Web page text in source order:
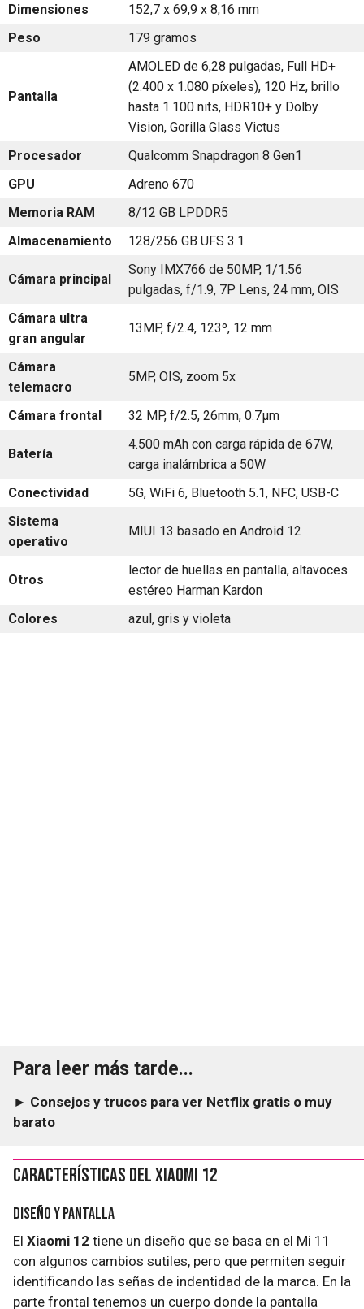
Dimensiones
152,7 x 69,9 x 8,16 mm
Peso
179 gramos
Pantalla
AMOLED de 6,28 pulgadas, Full HD+
(2.400 x 1.080 píxeles), 120 Hz, brillo
hasta 1.100 nits, HDR10+ y Dolby
Vision, Gorilla Glass Victus
Procesador
Qualcomm Snapdragon 8 Gen1
GPU
Adreno 670
Memoria RAM
8/12 GB LPDDR5
Almacenamiento
128/256 GB UFS 3.1
Cámara principal
Sony IMX766 de 50MP, 1/1.56
pulgadas, f/1.9, 7P Lens, 24 mm, OIS
Cámara ultra
gran angular
13MP, f/2.4, 123º, 12 mm
Cámara
telemacro
5MP, OIS, zoom 5x
Cámara frontal 32 MP, f/2.5, 26mm, 0.7µm
Batería
4.500 mAh con carga rápida de 67W,
carga inalámbrica a 50W
Conectividad
5G, WiFi 6, Bluetooth 5.1, NFC, USB-C
Sistema
operativo
MIUI 13 basado en Android 12
Otros
lector de huellas en pantalla, altavoces
estéreo Harman Kardon
Colores
azul, gris y violeta
Para leer más tarde...
► Consejos y trucos para ver Netflix gratis o muy
barato
Características del Xiaomi 12
Diseño y pantalla
El Xiaomi 12 tiene un diseño que se basa en el Mi 11
con algunos cambios sutiles, pero que permiten seguir
identificando las señas de indentidad de la marca. En la
parte frontal tenemos un cuerpo donde la pantalla